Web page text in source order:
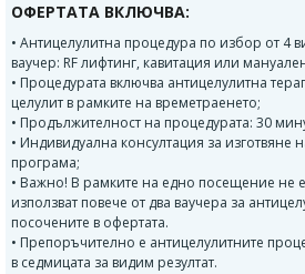
ОФЕРТАТА ВКЛЮЧВА:
• Антицелулитна процедура по избор от 4
ваучер: RF лифтинг, кавитация или
• Процедурата включва антицелулитна
целулит в рамките на времетраенето;
• Продължителност на процедурата: 30
• Индивидуална консултация за изготвяне
програма;
• Важно! В рамките на едно посещение не
използват повече от два ваучера за
посочените в офертата.
• Препоръчително е антицелулитните
в седмицата за видим резултат.